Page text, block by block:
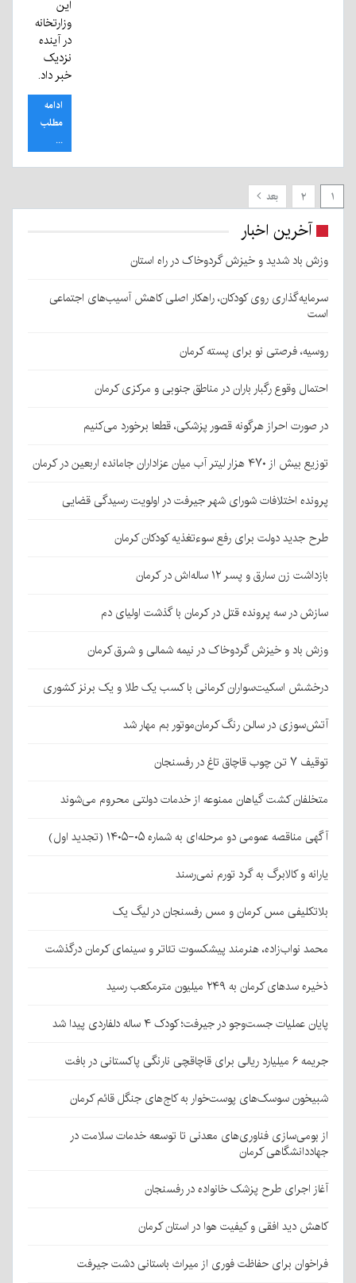
این
وزارتخانه
در آینده
نزدیک
خبر داد.
ادامه
مطلب
...
۱ ۲ بعد
آخرین اخبار
وزش باد شدید و خیزش گردوخاک در راه استان
سرمایه‌گذاری روی کودکان، راهکار اصلی کاهش آسیب‌های اجتماعی
است
روسیه، فرصتی نو برای پسته کرمان
احتمال وقوع رگبار باران در مناطق جنوبی و مرکزی کرمان
در صورت احراز هرگونه قصور پزشکی، قطعا برخورد می‌کنیم
توزیع بیش از ۴۷۰ هزار لیتر آب میان عزاداران جامانده اربعین در کرمان
پرونده اختلافات شورای شهر جیرفت در اولویت رسیدگی قضایی
طرح جدید دولت برای رفع سوءتغذیه کودکان کرمان
بازداشت زن سارق و پسر ۱۲ ساله‌اش در کرمان
سازش در سه پرونده قتل در کرمان با گذشت اولیای دم
وزش باد و خیزش گردوخاک در نیمه شمالی و شرق کرمان
درخشش اسکیت‌سواران کرمانی با کسب یک طلا و یک برنز کشوری
آتش‌سوزی در سالن رنگ کرمان‌موتور بم مهار شد
توقیف ۷ تن چوب قاچاق تاغ در رفسنجان
متخلفان کشت گیاهان ممنوعه از خدمات دولتی محروم می‌شوند
آگهی مناقصه عمومی دو مرحله‌ای به شماره ۰۵-۱۴۰۵ (تجدید اول)
یارانه و کالابرگ به گرد تورم نمی‌رسند
بلاتکلیفی مس کرمان و مس رفسنجان در لیگ یک
محمد نواب‌زاده، هنرمند پیشکسوت تئاتر و سینمای کرمان درگذشت
ذخیره سدهای کرمان به ۲۴۹ میلیون مترمکعب رسید
پایان عملیات جست‌وجو در جیرفت؛ کودک ۴ ساله دلفاردی پیدا شد
جریمه ۶ میلیارد ریالی برای قاچاقچی نارنگی پاکستانی در بافت
شبیخون سوسک‌های پوست‌خوار به کاج‌های جنگل قائم کرمان
از بومی‌سازی فناوری‌های معدنی تا توسعه خدمات سلامت در
جهاددانشگاهی کرمان
آغاز اجرای طرح پزشک خانواده در رفسنجان
کاهش دید افقی و کیفیت هوا در استان کرمان
فراخوان برای حفاظت فوری از میراث باستانی دشت جیرفت